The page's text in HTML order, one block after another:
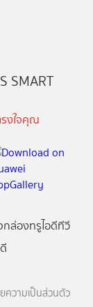
SMART
งใจคุณ
กล่องทรูไอดีทีวี
ความเป็นส่วนตัว